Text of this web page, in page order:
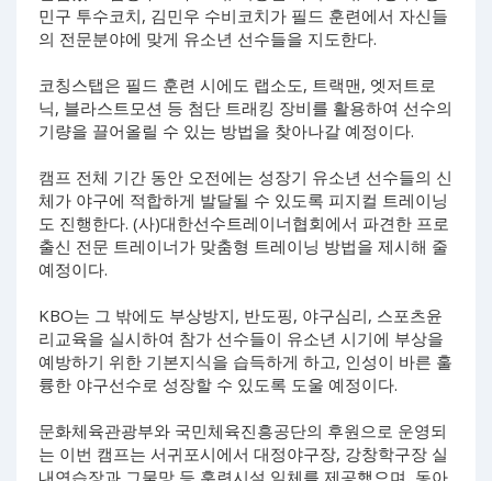
민구 투수코치, 김민우 수비코치가 필드 훈련에서 자신들
의 전문분야에 맞게 유소년 선수들을 지도한다.
코칭스탭은 필드 훈련 시에도 랩소도, 트랙맨, 엣저트로
닉, 블라스트모션 등 첨단 트래킹 장비를 활용하여 선수의
기량을 끌어올릴 수 있는 방법을 찾아나갈 예정이다.
캠프 전체 기간 동안 오전에는 성장기 유소년 선수들의 신
체가 야구에 적합하게 발달될 수 있도록 피지컬 트레이닝
도 진행한다. (사)대한선수트레이너협회에서 파견한 프로
출신 전문 트레이너가 맞춤형 트레이닝 방법을 제시해 줄
예정이다.
KBO는 그 밖에도 부상방지, 반도핑, 야구심리, 스포츠윤
리교육을 실시하여 참가 선수들이 유소년 시기에 부상을
예방하기 위한 기본지식을 습득하게 하고, 인성이 바른 훌
륭한 야구선수로 성장할 수 있도록 도울 예정이다.
문화체육관광부와 국민체육진흥공단의 후원으로 운영되
는 이번 캠프는 서귀포시에서 대정야구장, 강창학구장 실
내연습장과 그물망 등 훈련시설 일체를 제공했으며, 동아